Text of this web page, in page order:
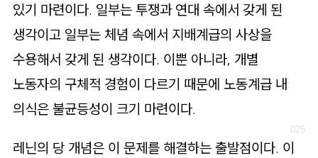
있기 마련이다. 일부는 투쟁과 연대 속에서 갖게 된
생각이고 일부는 체념 속에서 지배계급의 사상을
수용해서 갖게 된 생각이다. 이뿐 아니라, 개별
노동자의 구체적 경험이 다르기 때문에 노동계급 내
의식은 불균등성이 크기 마련이다.
레닌의 당 개념은 이 문제를 해결하는 출발점이다. 이